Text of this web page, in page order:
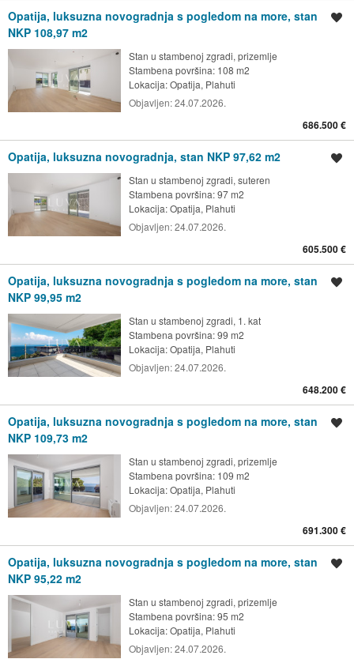
Opatija, luksuzna novogradnja s pogledom na more, stan
NKP 108,97 m2
Stan u stambenoj zgradi, prizemlje
Stambena površina: 108 m2
Lokacija:Opatija, Plahuti
Objavljen:24.07.2026.
686.500 €
Opatija, luksuzna novogradnja, stan NKP 97,62 m2
Stan u stambenoj zgradi, suteren
Stambena površina: 97 m2
Lokacija:Opatija, Plahuti
Objavljen:24.07.2026.
605.500 €
Opatija, luksuzna novogradnja s pogledom na more, stan
NKP 99,95 m2
Stan u stambenoj zgradi, 1. kat
Stambena površina: 99 m2
Lokacija:Opatija, Plahuti
Objavljen:24.07.2026.
648.200 €
Opatija, luksuzna novogradnja s pogledom na more, stan
NKP 109,73 m2
Stan u stambenoj zgradi, prizemlje
Stambena površina: 109 m2
Lokacija:Opatija, Plahuti
Objavljen:24.07.2026.
691.300 €
Opatija, luksuzna novogradnja s pogledom na more, stan
NKP 95,22 m2
Stan u stambenoj zgradi, prizemlje
Stambena površina: 95 m2
Lokacija:Opatija, Plahuti
Objavljen:24.07.2026.